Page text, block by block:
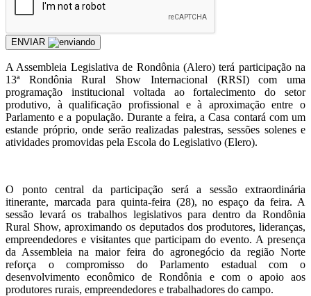
ENVIAR
A Assembleia Legislativa de Rondônia (Alero) terá participação na
13ª Rondônia Rural Show Internacional (RRSI) com uma
programação institucional voltada ao fortalecimento do setor
produtivo, à qualificação profissional e à aproximação entre o
Parlamento e a população. Durante a feira, a Casa contará com um
estande próprio, onde serão realizadas palestras, sessões solenes e
atividades promovidas pela Escola do Legislativo (Elero).
O ponto central da participação será a sessão extraordinária
itinerante, marcada para quinta-feira (28), no espaço da feira. A
sessão levará os trabalhos legislativos para dentro da Rondônia
Rural Show, aproximando os deputados dos produtores, lideranças,
empreendedores e visitantes que participam do evento. A presença
da Assembleia na maior feira do agronegócio da região Norte
reforça o compromisso do Parlamento estadual com o
desenvolvimento econômico de Rondônia e com o apoio aos
produtores rurais, empreendedores e trabalhadores do campo.